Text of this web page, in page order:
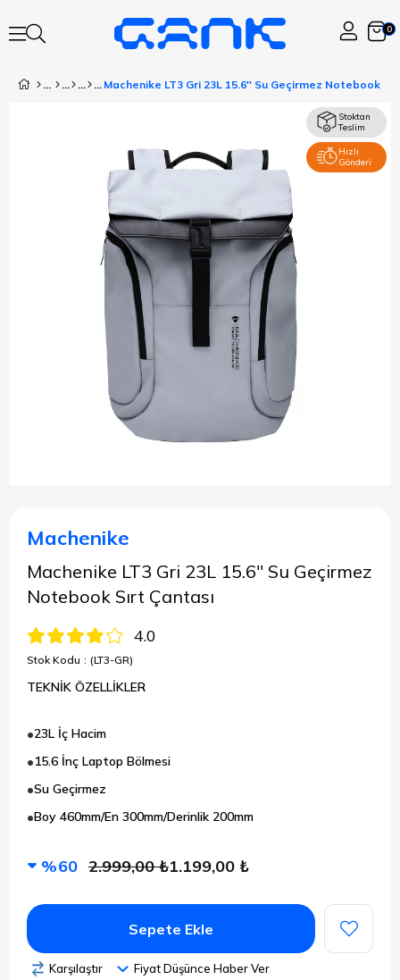
0
Machenike LT3 Gri 23L 15.6'' Su Geçirmez Notebook
Stoktan
Teslim
Hızlı
Gönderi
Machenike
Machenike LT3 Gri 23L 15.6'' Su Geçirmez
Notebook Sırt Çantası
4.0
Stok Kodu (LT3-GR)
TEKNİK ÖZELLİKLER
23L İç Hacim
15.6 İnç Laptop Bölmesi
Su Geçirmez
Boy 460mm/En 300mm/Derinlik 200mm
60 2.999,00 ₺1.199,00 ₺
Karşılaştır Fiyat Düşünce Haber Ver